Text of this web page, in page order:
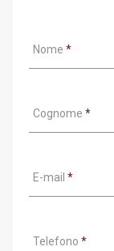
Nome *
Cognome *
E-mail *
Telefono *